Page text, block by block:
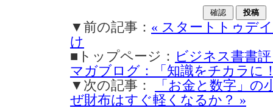
▼前の記事： « スタートトゥデ
け
■トップページ： ビジネス書書
マガブログ：「知識をチカラに
▼次の記事：
「お金と数字」
ぜ財布はすぐ軽くなるか？ »